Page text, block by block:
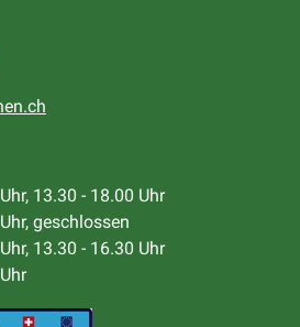
13.30 - 18.00 Uhr
geschlossen
13.30 - 16.30 Uhr